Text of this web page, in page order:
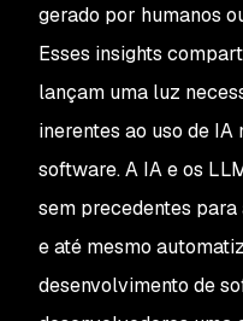
gerado por humanos
Esses insights
lançam uma luz
inerentes ao uso de
software. A IA e os
sem precedentes
e até mesmo
desenvolvimento de